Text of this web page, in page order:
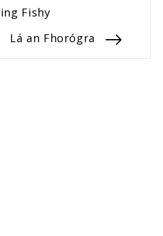
Fishy
Next
Lá an Fhorógra